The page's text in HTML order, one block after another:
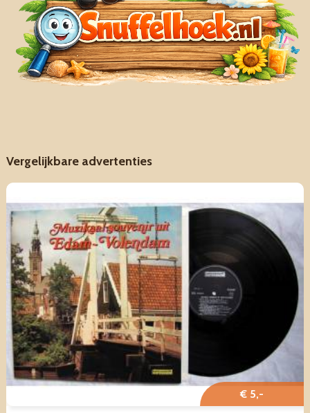
Vergelijkbare advertenties
€ 5,-